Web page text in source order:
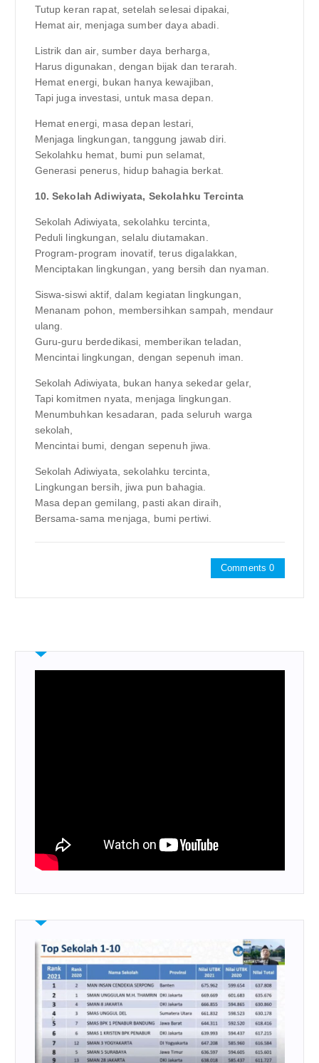
Tutup keran rapat, setelah selesai dipakai,
Hemat air, menjaga sumber daya abadi.
Listrik dan air, sumber daya berharga,
Harus digunakan, dengan bijak dan terarah.
Hemat energi, bukan hanya kewajiban,
Tapi juga investasi, untuk masa depan.
Hemat energi, masa depan lestari,
Menjaga lingkungan, tanggung jawab diri.
Sekolahku hemat, bumi pun selamat,
Generasi penerus, hidup bahagia berkat.
10. Sekolah Adiwiyata, Sekolahku Tercinta
Sekolah Adiwiyata, sekolahku tercinta,
Peduli lingkungan, selalu diutamakan.
Program-program inovatif, terus digalakkan,
Menciptakan lingkungan, yang bersih dan nyaman.
Siswa-siswi aktif, dalam kegiatan lingkungan,
Menanam pohon, membersihkan sampah, mendaur
ulang.
Guru-guru berdedikasi, memberikan teladan,
Mencintai lingkungan, dengan sepenuh iman.
Sekolah Adiwiyata, bukan hanya sekedar gelar,
Tapi komitmen nyata, menjaga lingkungan.
Menumbuhkan kesadaran, pada seluruh warga
sekolah,
Mencintai bumi, dengan sepenuh jiwa.
Sekolah Adiwiyata, sekolahku tercinta,
Lingkungan bersih, jiwa pun bahagia.
Masa depan gemilang, pasti akan diraih,
Bersama-sama menjaga, bumi pertiwi.
Comments 0